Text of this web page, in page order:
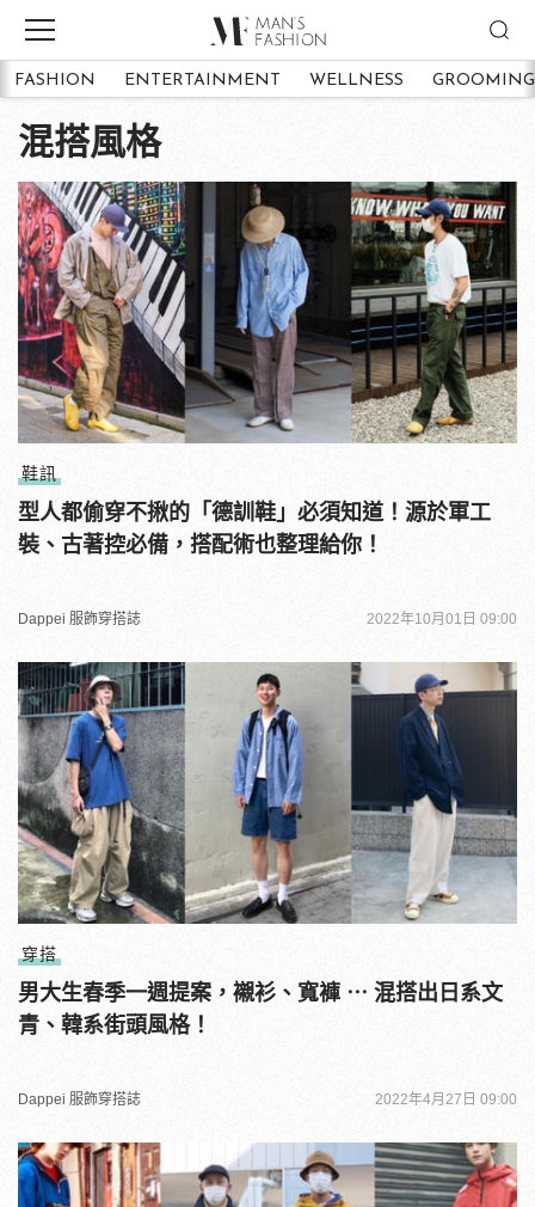
FASHION ENTERTAINMENT WELLNESS GROOMING
混搭風格
鞋訊
型人都偷穿不揪的「德訓鞋」必須知道！源於軍工
裝、古著控必備，搭配術也整理給你！
Dappei 服飾穿搭誌 2022年10月01日 09:00
穿搭
男大生春季一週提案，襯衫、寬褲 ⋯ 混搭出日系文
青、韓系街頭風格！
Dappei 服飾穿搭誌 2022年4月27日 09:00